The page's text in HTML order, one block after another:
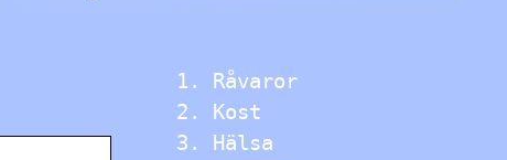
Råvaror
Kost
Hälsa